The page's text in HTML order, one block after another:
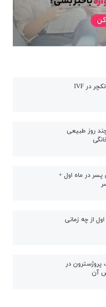
عمل تخمک کشی یا پانکچر در IVF
روز طبیعی
در ماه اول +
از چه زمانی
پروژسترون در
آن